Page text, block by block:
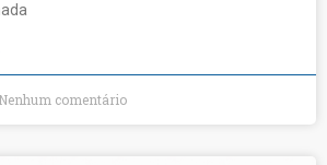
Nenhum comentário